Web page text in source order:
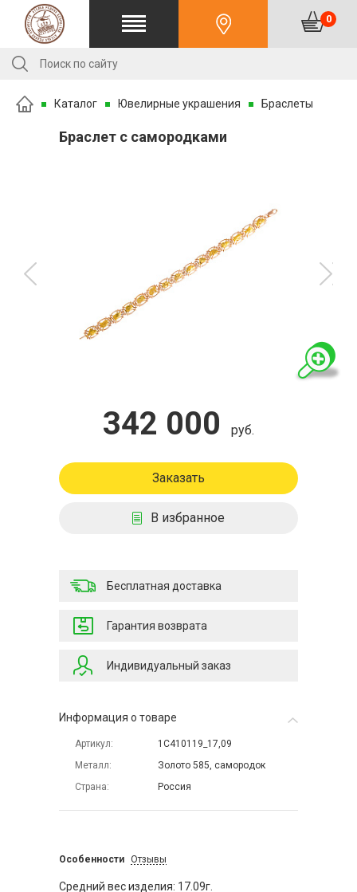
0
Каталог Ювелирные украшения Браслеты
Браслет с самородками
342 000 руб.
Заказать
В избранное
Бесплатная доставка
Гарантия возврата
Индивидуальный заказ
Информация о товаре
Артикул
1С410119_17,09
Металл
Золото 585, самородок
Страна
Россия
Особенности Отзывы
Средний вес изделия: 17.09г.